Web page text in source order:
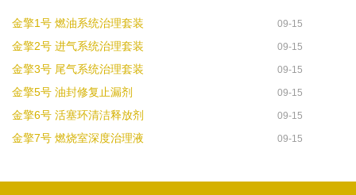
金擎1号 燃油系统治理套装 09-15
金擎2号 进气系统治理套装 09-15
金擎3号 尾气系统治理套装 09-15
金擎5号 油封修复止漏剂 09-15
金擎6号 活塞环清洁释放剂 09-15
金擎7号 燃烧室深度治理液 09-15